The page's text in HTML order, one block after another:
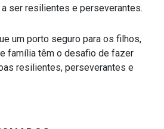
ser resilientes e perseverantes.
um porto seguro para os filhos,
família têm o desafio de fazer
resilientes, perseverantes e